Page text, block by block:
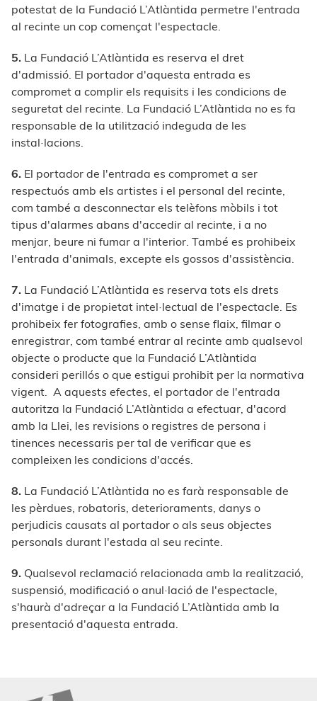
potestat de la Fundació L’Atlàntida permetre l'entrada
al recinte un cop començat l'espectacle.
5. La Fundació L’Atlàntida es reserva el dret
d'admissió. El portador d'aquesta entrada es
compromet a complir els requisits i les condicions de
seguretat del recinte. La Fundació L’Atlàntida no es fa
responsable de la utilització indeguda de les
instal·lacions.
6. El portador de l'entrada es compromet a ser
respectuós amb els artistes i el personal del recinte,
com també a desconnectar els telèfons mòbils i tot
tipus d'alarmes abans d'accedir al recinte, i a no
menjar, beure ni fumar a l'interior. També es prohibeix
l'entrada d'animals, excepte els gossos d'assistència.
7. La Fundació L’Atlàntida es reserva tots els drets
d'imatge i de propietat intel·lectual de l'espectacle. Es
prohibeix fer fotografies, amb o sense flaix, filmar o
enregistrar, com també entrar al recinte amb qualsevol
objecte o producte que la Fundació L’Atlàntida
consideri perillós o que estigui prohibit per la normativa
vigent. A aquests efectes, el portador de l'entrada
autoritza la Fundació L’Atlàntida a efectuar, d'acord
amb la Llei, les revisions o registres de persona i
tinences necessaris per tal de verificar que es
compleixen les condicions d'accés.
8. La Fundació L’Atlàntida no es farà responsable de
les pèrdues, robatoris, deterioraments, danys o
perjudicis causats al portador o als seus objectes
personals durant l'estada al seu recinte.
9. Qualsevol reclamació relacionada amb la realització,
suspensió, modificació o anul·lació de l'espectacle,
s'haurà d'adreçar a la Fundació L’Atlàntida amb la
presentació d'aquesta entrada.